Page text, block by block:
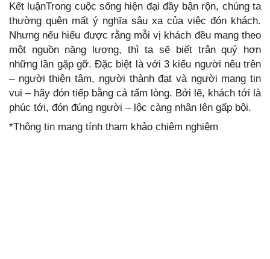
Kết luậnTrong cuộc sống hiện đại đầy bận rộn, chúng ta
thường quên mất ý nghĩa sâu xa của việc đón khách.
Nhưng nếu hiểu được rằng mỗi vị khách đều mang theo
một nguồn năng lượng, thì ta sẽ biết trân quý hơn
những lần gặp gỡ. Đặc biệt là với 3 kiểu người nêu trên
– người thiện tâm, người thành đạt và người mang tin
vui – hãy đón tiếp bằng cả tấm lòng. Bởi lẽ, khách tới là
phúc tới, đón đúng người – lộc càng nhân lên gấp bội.
*Thông tin mang tính tham khảo chiêm nghiệm